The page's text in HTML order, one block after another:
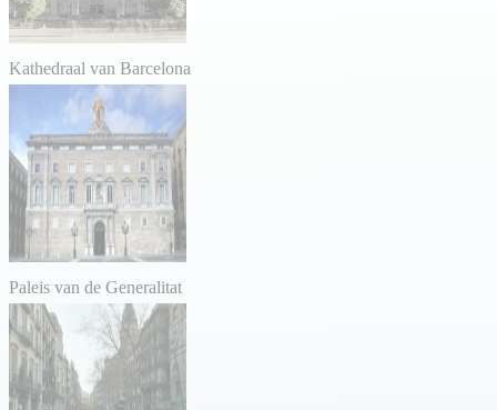
Kathedraal van Barcelona
Paleis van de Generalitat